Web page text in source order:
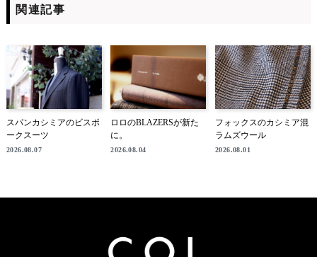
関連記事
スパンカシミアのビスポ
ークスーツ
2026.08.07
ロロのBLAZERSが新た
に。
2026.08.04
フォックスのカシミア混
ラムズウール
2026.08.01